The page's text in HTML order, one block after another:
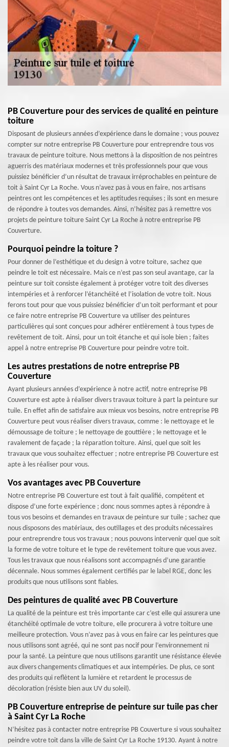
PB Couverture pour des services de qualité en peinture
toiture
Disposant de plusieurs années d’expérience dans le domaine ; vous pouvez
compter sur notre entreprise PB Couverture pour entreprendre tous vos
travaux de peinture toiture. Nous mettons à la disposition de nos peintres
aguerris des matériaux modernes et très professionnels pour que vous
puissiez bénéficier d’un résultat de travaux irréprochables en peinture de
toit à Saint Cyr La Roche. Vous n’avez pas à vous en faire, nos artisans
peintres ont les compétences et les aptitudes requises ; ils sont en mesure
de répondre à toutes vos demandes. Ainsi, n’hésitez pas à remettre vos
projets de peinture toiture Saint Cyr La Roche à notre entreprise PB
Couverture.
Pourquoi peindre la toiture ?
Pour donner de l’esthétique et du design à votre toiture, sachez que
peindre le toit est nécessaire. Mais ce n’est pas son seul avantage, car la
peinture sur toit consiste également à protéger votre toit des diverses
intempéries et à renforcer l’étanchéité et l’isolation de votre toit. Nous
ferons tout pour que vous puissiez bénéficier d’un toit performant et pour
ce faire notre entreprise PB Couverture va utiliser des peintures
particulières qui sont conçues pour adhérer entièrement à tous types de
revêtement de toit. Ainsi, pour un toit étanche et qui isole bien ; faites
appel à notre entreprise PB Couverture pour peindre votre toit.
Les autres prestations de notre entreprise PB
Couverture
Ayant plusieurs années d’expérience à notre actif, notre entreprise PB
Couverture est apte à réaliser divers travaux toiture à part la peinture sur
tuile. En effet afin de satisfaire aux mieux vos besoins, notre entreprise PB
Couverture peut vous réaliser divers travaux, comme : le nettoyage et le
démoussage de toiture ; le nettoyage de gouttière ; le nettoyage et le
ravalement de façade ; la réparation toiture. Ainsi, quel que soit les
travaux que vous souhaitez effectuer ; notre entreprise PB Couverture est
apte à les réaliser pour vous.
Vos avantages avec PB Couverture
Notre entreprise PB Couverture est tout à fait qualifié, compétent et
dispose d’une forte expérience ; donc nous sommes aptes à répondre à
tous vos besoins et demandes en travaux de peinture sur tuile ; sachez que
nous disposons des matériaux, des outillages et des produits nécessaires
pour entreprendre tous vos travaux ; nous pouvons intervenir quel que soit
la forme de votre toiture et le type de revêtement toiture que vous avez.
Tous les travaux que nous réalisons sont accompagnés d’une garantie
décennale. Nous sommes également certifiés par le label RGE, donc les
produits que nous utilisons sont fiables.
Des peintures de qualité avec PB Couverture
La qualité de la peinture est très importante car c’est elle qui assurera une
étanchéité optimale de votre toiture, elle procurera à votre toiture une
meilleure protection. Vous n’avez pas à vous en faire car les peintures que
nous utilisons sont agréé, qui ne sont pas nocif pour l’environnement ni
pour la santé. La peinture que nous utilisons garantit une résistance élevée
aux divers changements climatiques et aux intempéries. De plus, ce sont
des produits qui reflètent la lumière et retardent le processus de
décoloration (résiste bien aux UV du soleil).
PB Couverture entreprise de peinture sur tuile pas cher
à Saint Cyr La Roche
N’hésitez pas à contacter notre entreprise PB Couverture si vous souhaitez
peindre votre toit dans la ville de Saint Cyr La Roche 19130. Ayant à notre